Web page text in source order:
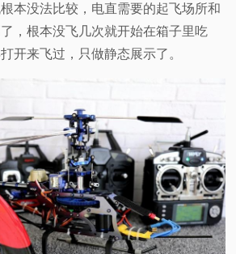
本没法比较，电直需要的起飞场所和
，根本没飞几次就开始在箱子里吃
开来飞过，只做静态展示了。